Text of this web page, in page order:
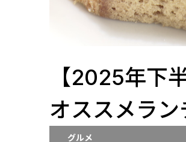
【2025年下
オススメラン
グルメ